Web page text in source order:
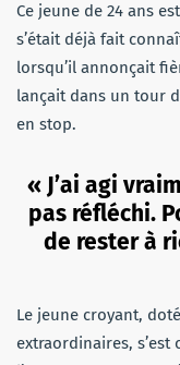
Ce jeune de 24 ans
s’était déjà fait
lorsqu’il annonçait
lançait dans un tour
en stop.
« J’ai agi
pas réfléchi.
de rester à
Le jeune croyant,
extraordinaires,